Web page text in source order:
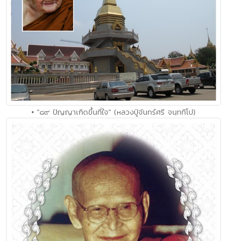
• "๘๙ ปัญญาเกิดขึ้นที่ใจ" (หลวงปู่จันทร์ศรี จนฺททีโป)